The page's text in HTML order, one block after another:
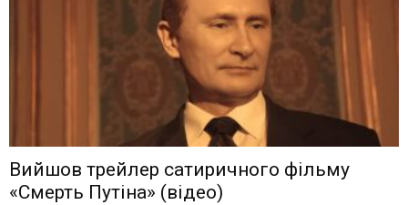
Вийшов трейлер сатиричного фільму
«Смерть Путіна» (відео)